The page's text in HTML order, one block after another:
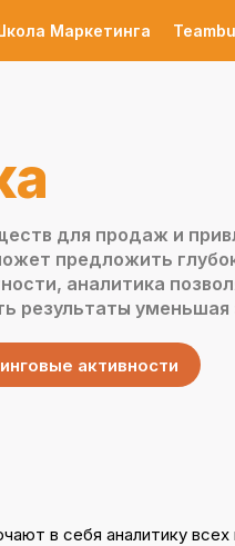
Маркетинга
для продаж и
предложить
аналитика
результаты уменьшая
активности
в себя аналитику